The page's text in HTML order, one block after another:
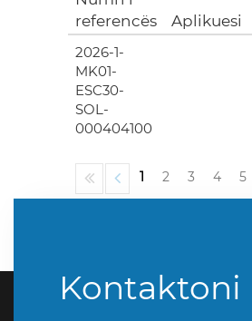
referencës
Aplikuesi
2026-1-
MK01-
ESC30-
SOL-
000404100
1 2 3 4 5
Kontaktoni